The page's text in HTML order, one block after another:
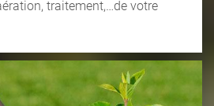
traitement,…de votre